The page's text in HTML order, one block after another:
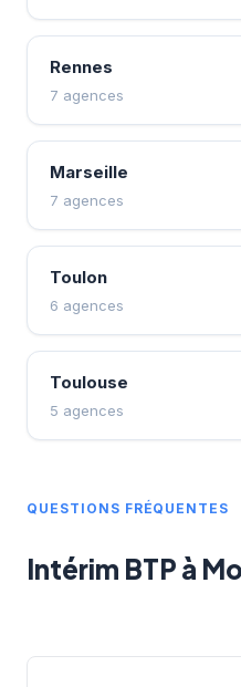
Rennes
7 agences
Marseille
7 agences
Toulon
6 agences
Toulouse
5 agences
QUESTIONS FRÉQUENTES
Intérim BTP à